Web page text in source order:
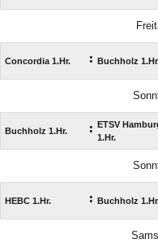
Concordia 1.Hr. : Buchholz
Buchholz 1.Hr. :
ETSV
1.Hr.
HEBC 1.Hr. : Buchholz